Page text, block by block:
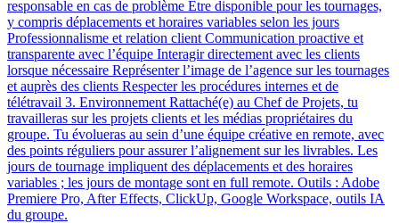
responsable en cas de problème Être disponible pour les tournages,
y compris déplacements et horaires variables selon les jours
Professionnalisme et relation client Communication proactive et
transparente avec l’équipe Interagir directement avec les clients
lorsque nécessaire Représenter l’image de l’agence sur les tournages
et auprès des clients Respecter les procédures internes et de
télétravail 3. Environnement Rattaché(e) au Chef de Projets, tu
travailleras sur les projets clients et les médias propriétaires du
groupe. Tu évolueras au sein d’une équipe créative en remote, avec
des points réguliers pour assurer l’alignement sur les livrables. Les
jours de tournage impliquent des déplacements et des horaires
variables ; les jours de montage sont en full remote. Outils : Adobe
Premiere Pro, After Effects, ClickUp, Google Workspace, outils IA
du groupe.